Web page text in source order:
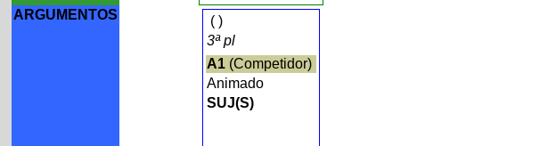
ARGUMENTOS ( )
3ª pl
A1 (Competidor)
Animado
SUJ(S)